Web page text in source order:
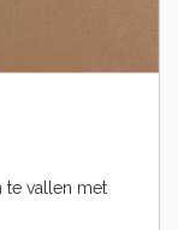
te vallen met